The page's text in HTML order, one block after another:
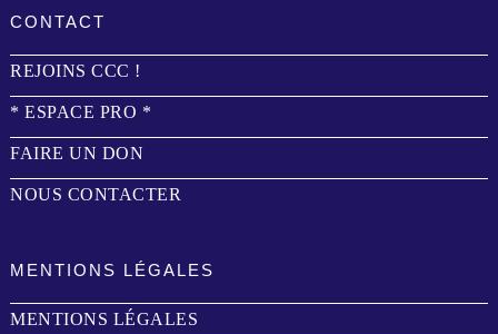
CONTACT
REJOINS CCC !
* ESPACE PRO *
FAIRE UN DON
NOUS CONTACTER
MENTIONS LÉGALES
MENTIONS LÉGALES